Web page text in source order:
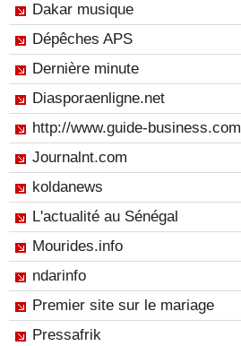
Dakar musique
Dépêches APS
Dernière minute
Diasporaenligne.net
http://www.guide-business.com
Journalnt.com
koldanews
L'actualité au Sénégal
Mourides.info
ndarinfo
Premier site sur le mariage
Pressafrik